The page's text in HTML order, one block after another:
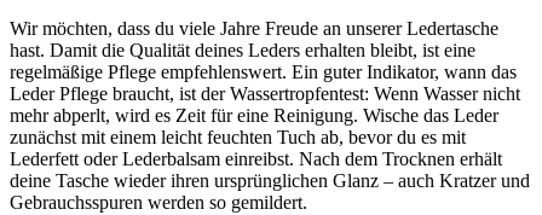
Wir möchten, dass du viele Jahre Freude an unserer Ledertasche
hast. Damit die Qualität deines Leders erhalten bleibt, ist eine
regelmäßige Pflege empfehlenswert. Ein guter Indikator, wann das
Leder Pflege braucht, ist der Wassertropfentest: Wenn Wasser nicht
mehr abperlt, wird es Zeit für eine Reinigung. Wische das Leder
zunächst mit einem leicht feuchten Tuch ab, bevor du es mit
Lederfett oder Lederbalsam einreibst. Nach dem Trocknen erhält
deine Tasche wieder ihren ursprünglichen Glanz – auch Kratzer und
Gebrauchsspuren werden so gemildert.